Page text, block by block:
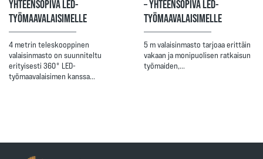
YHTEENSOPIVA LED-
TYÖMAAVALAISIMELLE
4 metrin teleskooppinen
valaisinmasto on suunniteltu
erityisesti 360° LED-
työmaavalaisimen kanssa…
– YHTEENSOPIVA LED-
TYÖMAAVALAISIMELLE
5 m valaisinmasto tarjoaa erittäin
vakaan ja monipuolisen ratkaisun
työmaiden,…